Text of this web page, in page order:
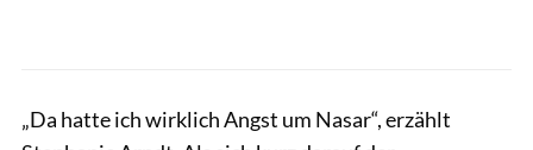
„Da hatte ich wirklich Angst um Nasar“, erzählt